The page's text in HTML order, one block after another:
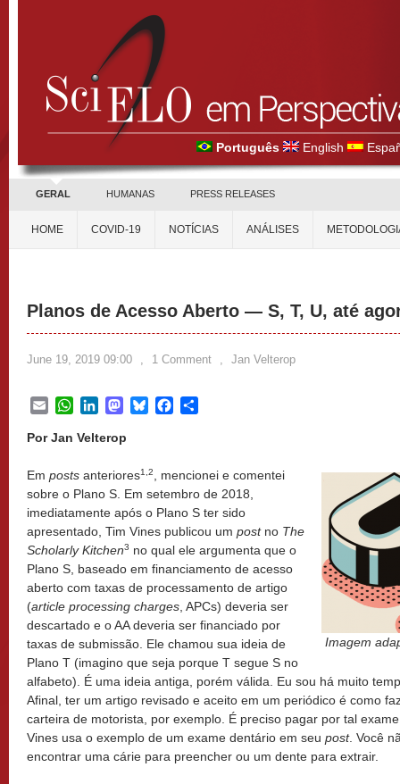
Português English
GERAL HUMANAS PRESS RELEASES
HOME COVID-19 NOTÍCIAS ANÁLISES
Planos de Acesso Aberto — S, T, U, até
June 19, 2019 09:00 , 1 Comment , Jan Velterop
EmailWhatsApp
LinkedInMastodon
BlueskyFacebook
Por Jan Velterop
Imagem
Em posts anteriores1,2
, mencionei e comentei
sobre o Plano S. Em setembro de 2018,
imediatamente após o Plano S ter sido
apresentado, Tim Vines publicou um postno The
Scholarly Kitchen3 no qual ele argumenta que o
Plano S, baseado em financiamento de acesso
aberto com taxas de processamento de artigo
(article processing charges , APCs) deveria ser
descartado e o AA deveria ser financiado por
taxas de submissão. Ele chamou sua ideia de
Plano T (imagino que seja porque T segue S no
alfabeto). É uma ideia antiga, porém válida. Eu sou há muito
Afinal, ter um artigo revisado e aceito em um periódico é como
carteira de motorista, por exemplo. É preciso pagar por tal
Vines usa o exemplo de um exame dentário em seu post. Você
encontrar uma cárie para preencher ou um dente para extrair.